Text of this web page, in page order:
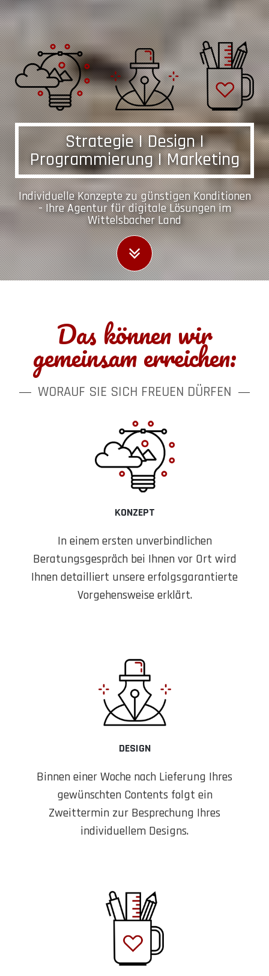
Strategie | Design |
Programmierung | Marketing
Individuelle Konzepte zu günstigen Konditionen
- Ihre Agentur für digitale Lösungen im
Wittelsbacher Land
Das können wir
gemeinsam erreichen:
WORAUF SIE SICH FREUEN DÜRFEN
KONZEPT
In einem ersten unverbindlichen
Beratungsgespräch bei Ihnen vor Ort wird
Ihnen detailliert unsere erfolgsgarantierte
Vorgehensweise erklärt.
DESIGN
Binnen einer Woche nach Lieferung Ihres
gewünschten Contents folgt ein
Zweittermin zur Besprechung Ihres
individuellem Designs.